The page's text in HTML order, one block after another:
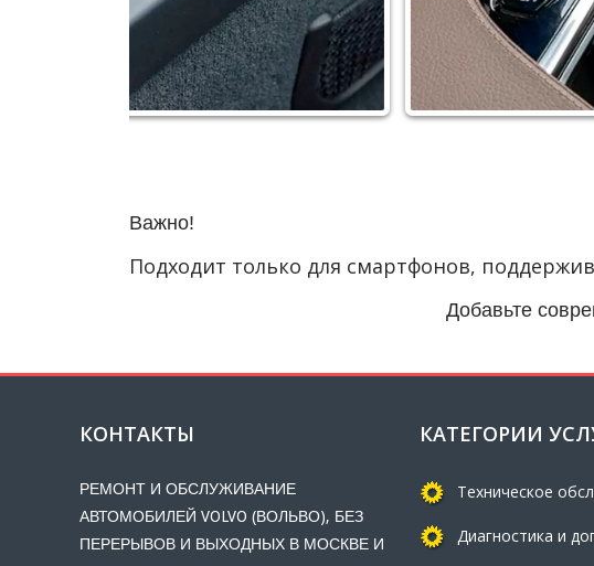
Важно!
Подходит только для смартфонов,
Добавьте
КОНТАКТЫ
РЕМОНТ И ОБСЛУЖИВАНИЕ
АВТОМОБИЛЕЙ VOLVO (ВОЛЬВО), БЕЗ
ПЕРЕРЫВОВ И ВЫХОДНЫХ В МОСКВЕ И
КАТЕГОРИИ
Техническое
Диагностика и